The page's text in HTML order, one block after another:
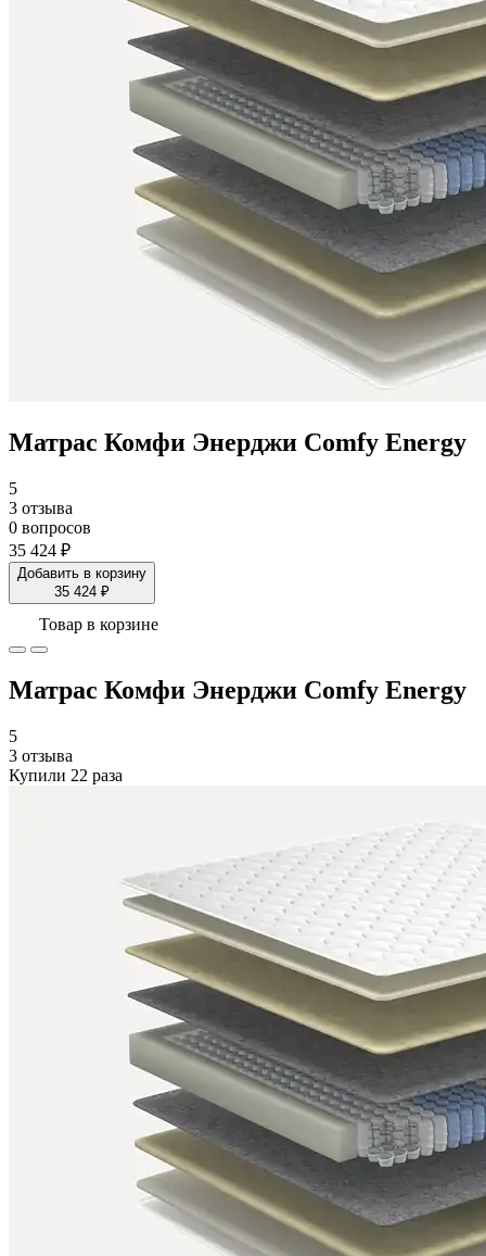
Матрас Комфи Энерджи Comfy Energy
5
3 отзыва
0 вопросов
35 424 ₽
Добавить в корзину
35 424 ₽
Товар в корзине
Матрас Комфи Энерджи Comfy Energy
5
3 отзыва
Купили 22 раза